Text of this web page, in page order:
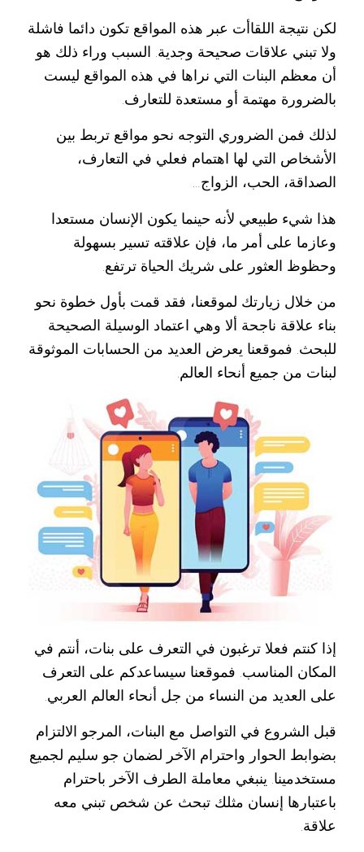
لكن نتيجة اللقاأت عبر هذه المواقع تكون دائما فاشلة
ولا تبني علاقات صحيحة وجدية. السبب وراء ذلك هو
أن معظم البنات التي نراها في هذه المواقع ليست
بالضرورة مهتمة أو مستعدة للتعارف.
لذلك فمن الضروري التوجه نحو مواقع تربط بين
الأشخاص التي لها اهتمام فعلي في التعارف،
الصداقة، الحب، الزواج…
هذا شيء طبيعي لأنه حينما يكون الإنسان مستعدا
وعازما على أمر ما، فإن علاقته تسير بسهولة
وحظوظ العثور على شريك الحياة ترتفع.
من خلال زيارتك لموقعنا، فقد قمت بأول خطوة نحو
بناء علاقة ناجحة ألا وهي اعتماد الوسيلة الصحيحة
للبحث. فموقعنا يعرض العديد من الحسابات الموثوقة
لبنات من جميع أنحاء العالم.
إذا كنتم فعلا ترغبون في التعرف على بنات، أنتم في
المكان المناسب. فموقعنا سيساعدكم على التعرف
على العديد من النساء من جل أنحاء العالم العربي.
قبل الشروع في التواصل مع البنات، المرجو الالتزام
بضوابط الحوار واحترام الآخر لضمان جو سليم لجميع
مستخدمينا. ينبغي معاملة الطرف الآخر باحترام
باعتبارها إنسان مثلك تبحث عن شخص تبني معه
علاقة.